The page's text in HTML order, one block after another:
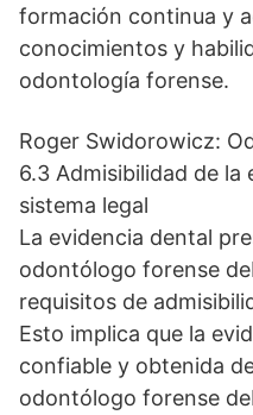
formación continua y
conocimientos y
odontología forense.
Roger Swidorowicz:
6.3 Admisibilidad de la
sistema legal
La evidencia dental
odontólogo forense
requisitos de
Esto implica que la
confiable y obtenida
odontólogo forense